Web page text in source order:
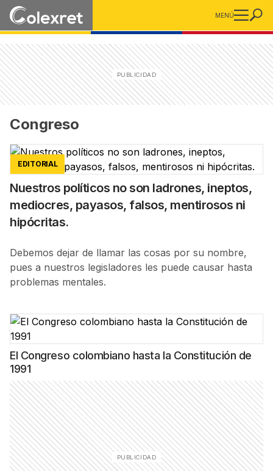
MENÚ
Congreso
EDITORIAL
Nuestros políticos no son ladrones, ineptos,
mediocres, payasos, falsos, mentirosos ni
hipócritas.
Debemos dejar de llamar las cosas por su nombre,
pues a nuestros legisladores les puede causar hasta
problemas mentales.
El Congreso colombiano hasta la Constitución de
1991